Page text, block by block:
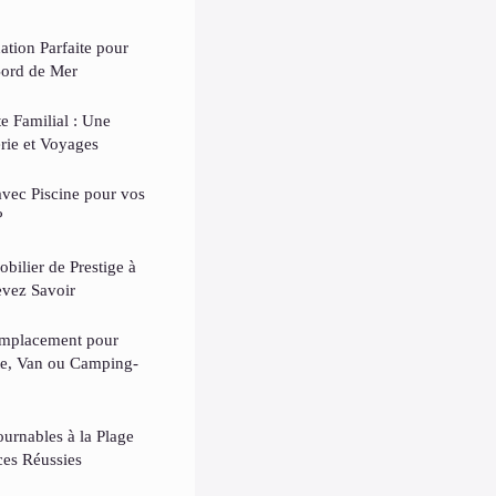
Parfaite pour
de Mer
Familial : Une
et Voyages
Piscine pour vos
de Prestige à
Savoir
pour
Van ou Camping-
à la Plage
Réussies